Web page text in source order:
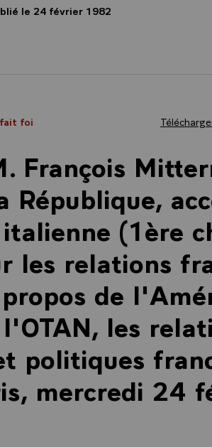
le 24 février 1982
foi
François
République,
(1ère
les relations
de
les
politiques
mercredi 24